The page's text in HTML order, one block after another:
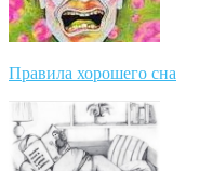
Правила хорошего сна